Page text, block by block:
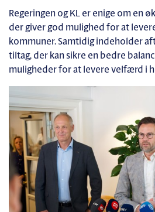
Regeringen og KL er enige om en
der giver god mulighed for at
kommuner. Samtidig indeholder
tiltag, der kan sikre en bedre
muligheder for at levere velfærd i